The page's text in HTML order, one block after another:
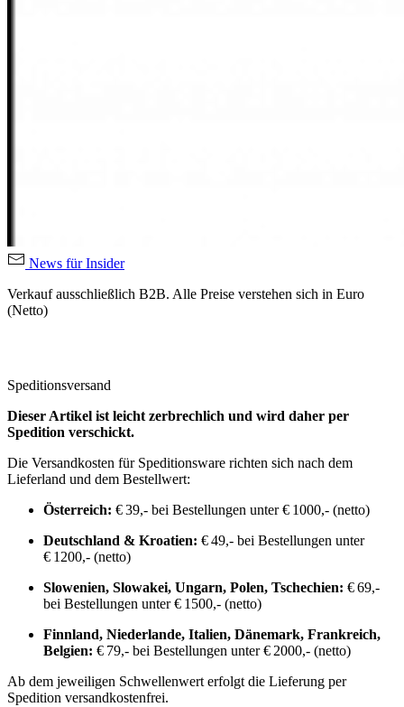
News für Insider
Verkauf ausschließlich B2B. Alle Preise verstehen sich in Euro
(Netto)
Speditionsversand
Dieser Artikel ist leicht zerbrechlich und wird daher per
Spedition verschickt.
Die Versandkosten für Speditionsware richten sich nach dem
Lieferland und dem Bestellwert:
Österreich: € 39,- bei Bestellungen unter € 1000,- (netto)
Deutschland & Kroatien: € 49,- bei Bestellungen unter
€ 1200,- (netto)
Slowenien, Slowakei, Ungarn, Polen, Tschechien: € 69,-
bei Bestellungen unter € 1500,- (netto)
Finnland, Niederlande, Italien, Dänemark, Frankreich,
Belgien: € 79,- bei Bestellungen unter € 2000,- (netto)
Ab dem jeweiligen Schwellenwert erfolgt die Lieferung per
Spedition versandkostenfrei.